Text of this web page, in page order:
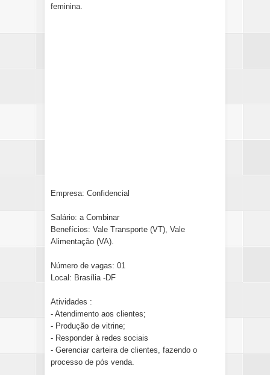
feminina.
Empresa: Confidencial
Salário: a Combinar
Benefícios: Vale Transporte (VT), Vale
Alimentação (VA).
Número de vagas: 01
Local: Brasília -DF
Atividades :
- Atendimento aos clientes;
- Produção de vitrine;
- Responder à redes sociais
- Gerenciar carteira de clientes, fazendo o
processo de pós venda.